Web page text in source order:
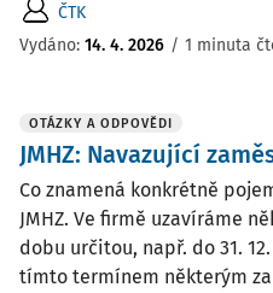
ČTK
Vydáno: 14. 4. 2026 / 1 minuta
OTÁZKY A ODPOVĚDI
JMHZ: Navazující
Co znamená konkrétně
JMHZ. Ve firmě uzavíráme
dobu určitou, např. do 31.
tímto termínem některým